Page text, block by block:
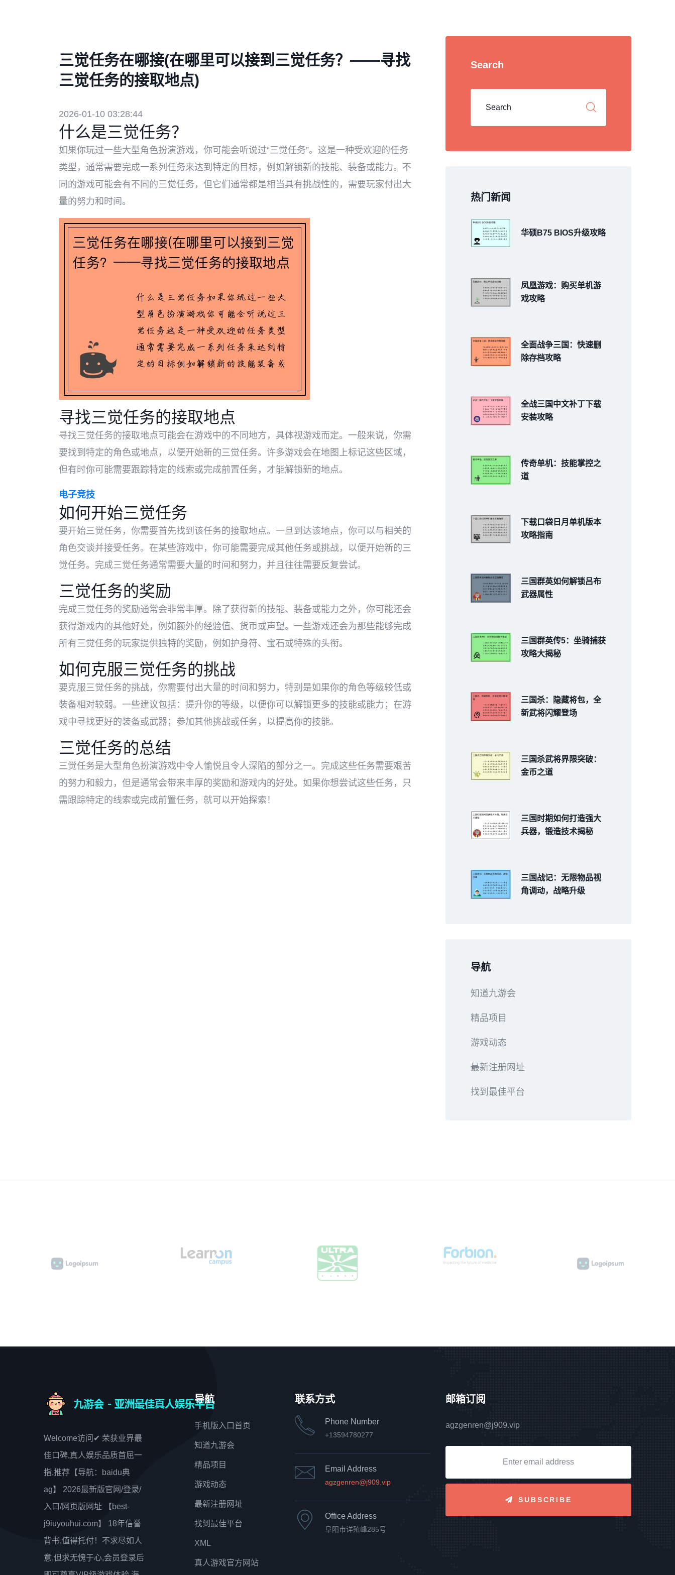
三觉任务在哪接(在哪里可以接到三觉任务？——寻找
三觉任务的接取地点)
2026-01-10 03:28:44
什么是三觉任务？
如果你玩过一些大型角色扮演游戏，你可能会听说过“三觉任务”。这是一种受欢迎的任务
类型，通常需要完成一系列任务来达到特定的目标，例如解锁新的技能、装备或能力。不
同的游戏可能会有不同的三觉任务，但它们通常都是相当具有挑战性的，需要玩家付出大
量的努力和时间。
寻找三觉任务的接取地点
寻找三觉任务的接取地点可能会在游戏中的不同地方，具体视游戏而定。一般来说，你需
要找到特定的角色或地点，以便开始新的三觉任务。许多游戏会在地图上标记这些区域，
但有时你可能需要跟踪特定的线索或完成前置任务，才能解锁新的地点。
电子竞技
如何开始三觉任务
要开始三觉任务，你需要首先找到该任务的接取地点。一旦到达该地点，你可以与相关的
角色交谈并接受任务。在某些游戏中，你可能需要完成其他任务或挑战，以便开始新的三
觉任务。完成三觉任务通常需要大量的时间和努力，并且往往需要反复尝试。
三觉任务的奖励
完成三觉任务的奖励通常会非常丰厚。除了获得新的技能、装备或能力之外，你可能还会
获得游戏内的其他好处，例如额外的经验值、货币或声望。一些游戏还会为那些能够完成
所有三觉任务的玩家提供独特的奖励，例如护身符、宝石或特殊的头衔。
如何克服三觉任务的挑战
要克服三觉任务的挑战，你需要付出大量的时间和努力，特别是如果你的角色等级较低或
装备相对较弱。一些建议包括：提升你的等级，以便你可以解锁更多的技能或能力；在游
戏中寻找更好的装备或武器；参加其他挑战或任务，以提高你的技能。
三觉任务的总结
三觉任务是大型角色扮演游戏中令人愉悦且令人深陷的部分之一。完成这些任务需要艰苦
的努力和毅力，但是通常会带来丰厚的奖励和游戏内的好处。如果你想尝试这些任务，只
需跟踪特定的线索或完成前置任务，就可以开始探索！
Search
热门新闻
华硕B75 BIOS升级攻略
凤凰游戏：购买单机游
戏攻略
全面战争三国：快速删
除存档攻略
全战三国中文补丁下载
安装攻略
传奇单机：技能掌控之
道
下载口袋日月单机版本
攻略指南
三国群英如何解锁吕布
武器属性
三国群英传5：坐骑捕获
攻略大揭秘
三国杀：隐藏将包，全
新武将闪耀登场
三国杀武将界限突破：
金币之道
三国时期如何打造强大
兵器，锻造技术揭秘
三国战记：无限物品视
角调动，战略升级
导航
知道九游会
精品项目
游戏动态
最新注册网址
找到最佳平台
Welcome访问✔ 荣获业界最
佳口碑,真人娱乐品质首屈一
指,推荐【导航：baidu典
ag】 2026最新版官网/登录/
入口/网页版网址 【best-
j9iuyouhui.com】 18年信誉
背书,值得托付！不求尽如人
意,但求无愧于心,会员登录后
导航
手机版入口首页
知道九游会
精品项目
游戏动态
最新注册网址
找到最佳平台
XML
真人游戏官方网站
联系方式
Phone Number
+13594780277
Email Address
agzgenren@j909.vip
Office Address
阜阳市详殖峰285号
邮箱订阅
agzgenren@j909.vip
SUBSCRIBE